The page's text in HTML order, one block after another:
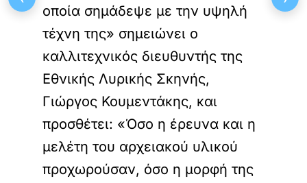
οποία σημάδεψε με την υψηλή
τέχνη της» σημειώνει ο
καλλιτεχνικός διευθυντής της
Εθνικής Λυρικής Σκηνής,
Γιώργος Κουμεντάκης, και
προσθέτει: «Όσο η έρευνα και η
μελέτη του αρχειακού υλικού
προχωρούσαν, όσο η μορφή της